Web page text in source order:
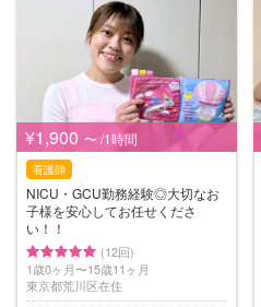
¥1,900 〜 /1時間
看護師
NICU・GCU勤務経験◎大切なお
子様を安心してお任せくださ
い！！
(12回)
1歳0ヶ月〜15歳11ヶ月
東京都荒川区在住